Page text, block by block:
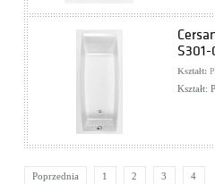
Kształt:
Kształt:
Poprzednia 1 2 3 4